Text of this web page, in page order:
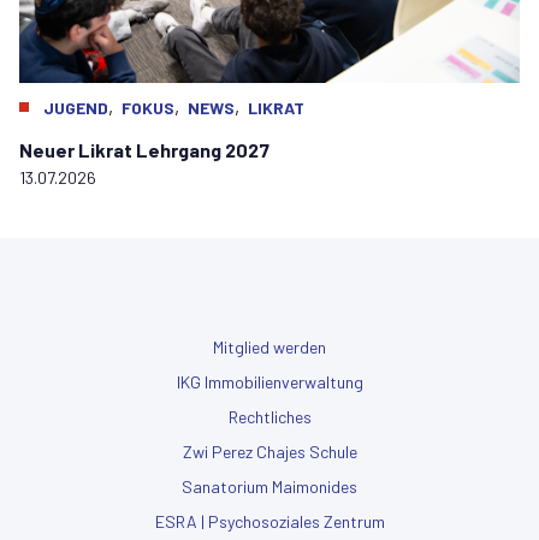
JUGEND, FOKUS, NEWS, LIKRAT
Neuer Likrat Lehrgang 2027
13.07.2026
Mitglied werden
IKG Immobilienverwaltung
Rechtliches
Zwi Perez Chajes Schule
Sanatorium Maimonides
ESRA | Psychosoziales Zentrum